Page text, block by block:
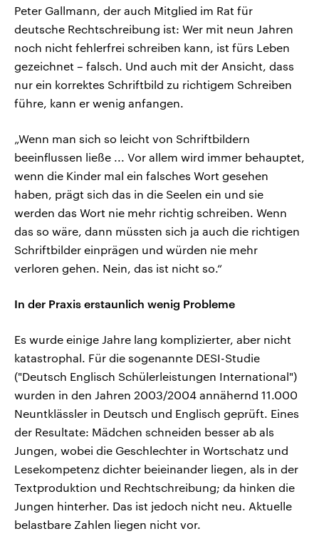
Peter Gallmann, der auch Mitglied im Rat für
deutsche Rechtschreibung ist: Wer mit neun Jahren
noch nicht fehlerfrei schreiben kann, ist fürs Leben
gezeichnet – falsch. Und auch mit der Ansicht, dass
nur ein korrektes Schriftbild zu richtigem Schreiben
führe, kann er wenig anfangen.
„Wenn man sich so leicht von Schriftbildern
beeinflussen ließe ... Vor allem wird immer behauptet,
wenn die Kinder mal ein falsches Wort gesehen
haben, prägt sich das in die Seelen ein und sie
werden das Wort nie mehr richtig schreiben. Wenn
das so wäre, dann müssten sich ja auch die richtigen
Schriftbilder einprägen und würden nie mehr
verloren gehen. Nein, das ist nicht so.“
In der Praxis erstaunlich wenig Probleme
Es wurde einige Jahre lang komplizierter, aber nicht
katastrophal. Für die sogenannte DESI-Studie
("Deutsch Englisch Schülerleistungen International")
wurden in den Jahren 2003/2004 annähernd 11.000
Neuntklässler in Deutsch und Englisch geprüft. Eines
der Resultate: Mädchen schneiden besser ab als
Jungen, wobei die Geschlechter in Wortschatz und
Lesekompetenz dichter beieinander liegen, als in der
Textproduktion und Rechtschreibung; da hinken die
Jungen hinterher. Das ist jedoch nicht neu. Aktuelle
belastbare Zahlen liegen nicht vor.